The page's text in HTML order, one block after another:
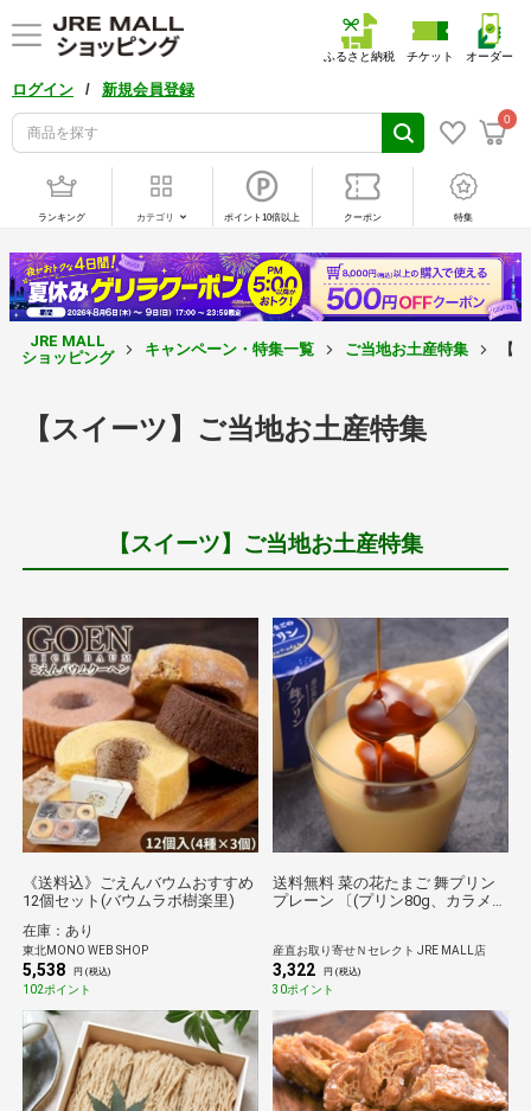
ログイン / 新規会員登録
0
ふるさと納税 チケット オーダー
ランキング カテゴリ ポイント10倍以上 クーポン 特集
JRE MALL
ショッピング
キャンペーン・特集一覧 ご当地お土産特集 【
【スイーツ】ご当地お土産特集
【スイーツ】ご当地お土産特集
《送料込》ごえんバウムおすすめ
12個セット(バウムラボ樹楽里)
在庫：あり
東北MONO WEB SHOP
5,538 円 (税込)
102ポイント
送料無料 菜の花たまご 舞プリン
プレーン 〔(プリン80g、カラメル
産直お取り寄せＮセレクト JRE MALL店
3,322 円 (税込)
30ポイント